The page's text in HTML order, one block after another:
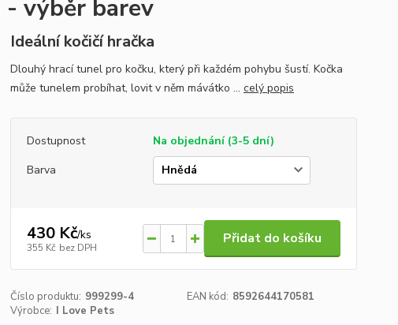
výběr barev
Ideální kočičí hračka
Dlouhý hrací tunel pro kočku, který při každém pohybu šustí. Kočka
může tunelem probíhat, lovit v něm mávátko ... celý popis
Dostupnost
Na objednání (3-5 dní)
Barva
430 Kč/ks
355 Kč bez DPH
Přidat do košíku
Číslo produktu: 999299-4 EAN kód: 8592644170581
Výrobce: I Love Pets